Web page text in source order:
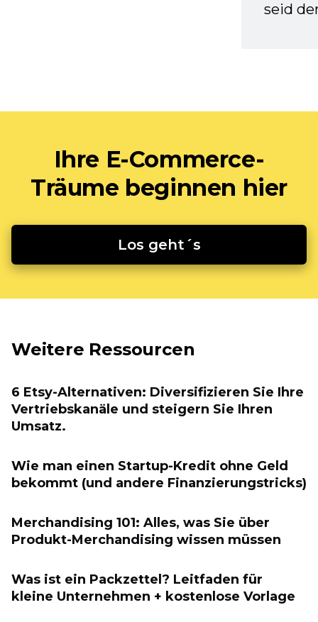
seid
Ihre E-Commerce-
Träume beginnen hier
Los geht´s
Weitere Ressourcen
6 Etsy-Alternativen: Diversifizieren Sie Ihre
Vertriebskanäle und steigern Sie Ihren
Umsatz.
Wie man einen Startup-Kredit ohne Geld
bekommt (und andere Finanzierungstricks)
Merchandising 101: Alles, was Sie über
Produkt-Merchandising wissen müssen
Was ist ein Packzettel? Leitfaden für
kleine Unternehmen + kostenlose Vorlage